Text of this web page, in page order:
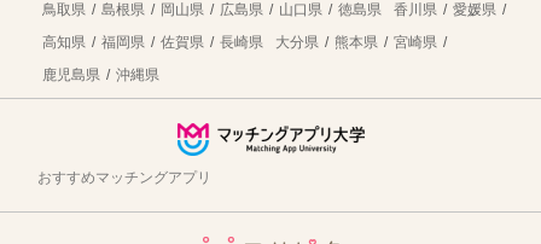
2026年7月21日
2026年7月21日 福島県西会津町へ移住しよう！仕事・子育て・支援制度など移住に役立つ情報まとめ
鳥取県
島根県 岡山県 広島県 山口県 徳島県 香川県
愛媛県
高知県
福岡県 佐賀県 長崎県 大分県 熊本県
宮崎県
鹿児島県
沖縄県
おすすめマッチングアプリ